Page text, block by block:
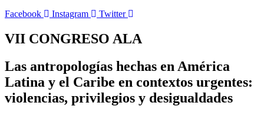
Facebook
Instagram Twitter
VII CONGRESO ALA
Las antropologías hechas en América
Latina y el Caribe en contextos urgentes:
violencias, privilegios y desigualdades